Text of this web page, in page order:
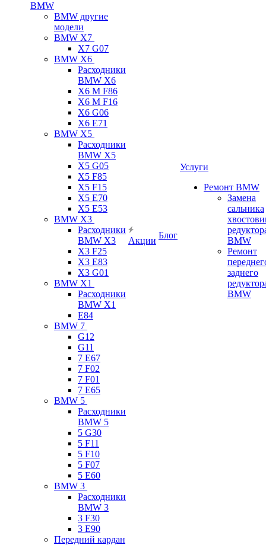
BMW
BMW другие
модели
BMW X7
X7 G07
BMW X6
Расходники
BMW X6
X6 M F86
X6 M F16
X6 G06
X6 E71
BMW X5
Расходники
BMW X5
X5 G05
X5 F85
X5 F15
X5 E70
X5 E53
BMW X3
Расходники
BMW X3
X3 F25
X3 E83
X3 G01
BMW X1
Расходники
BMW X1
E84
BMW 7
G12
G11
7 Е67
7 F02
7 F01
7 E65
BMW 5
Расходники
BMW 5
5 G30
5 F11
5 F10
5 F07
5 E60
BMW 3
Расходники
BMW 3
3 F30
3 E90
Передний кардан
Акции
Блог
Услуги
Ремонт BMW
Замена
сальника
BMW
Ремонт
заднего
BMW